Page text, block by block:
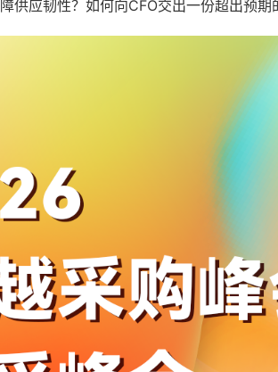
供应韧性？如何向CFO交出一份超出预期